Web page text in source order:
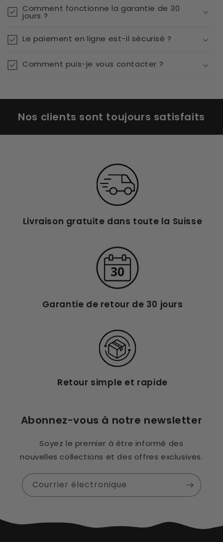
Comment fonctionne la garantie de 30
jours ?
Le paiement en ligne est-il sécurisé ?
Comment puis-je vous contacter ?
Nos clients sont toujours satisfaits
Livraison gratuite dans toute la Suisse
Garantie de retour de 30 jours
Retour simple et rapide
Abonnez-vous à notre newsletter
Soyez le premier à être informé des
nouvelles collections et des offres exclusives.
Courrier électronique